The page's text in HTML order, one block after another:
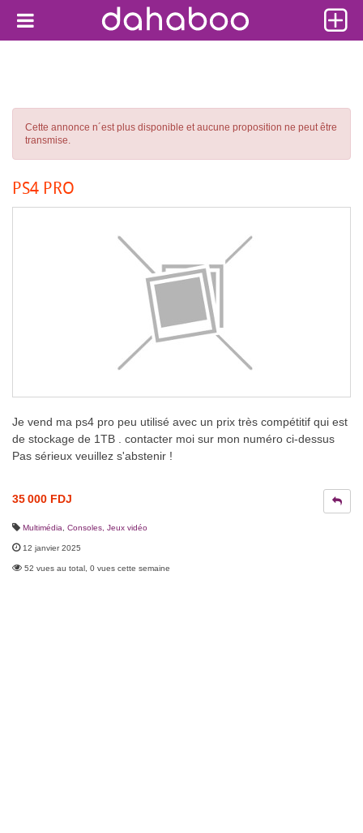
Cette annonce n´est plus disponible et aucune proposition ne peut être
transmise.
PS4 PRO
Je vend ma ps4 pro peu utilisé avec un prix très compétitif qui est
de stockage de 1TB . contacter moi sur mon numéro ci-dessus
Pas sérieux veuillez s'abstenir !
35 000 FDJ
Multimédia Consoles, Jeux vidéo
12 janvier 2025
52 vues au total, 0 vues cette semaine